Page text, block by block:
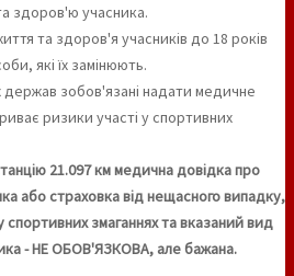
здоров'ю учасника.
та здоров'я учасників до 18 років
які їх замінюють.
держав зобов'язані надати медичне
ризики участі у спортивних
21.097 км медична довідка про
або страховка від нещасного випадку,
змаганнях та вказаний вид
- НЕ ОБОВ'ЯЗКОВА, але бажана.